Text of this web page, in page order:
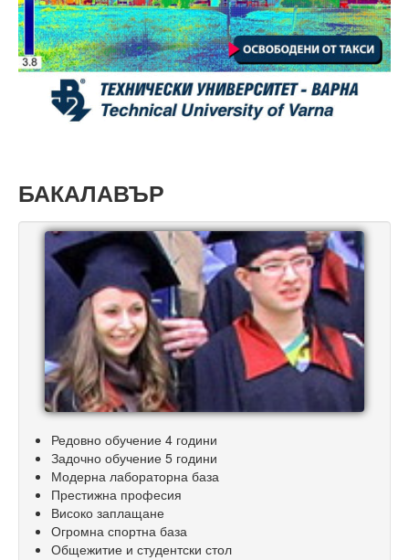
БАКАЛАВЪР
Редовно обучение 4 години
Задочно обучение 5 години
Модерна лабораторна база
Престижна професия
Високо заплащане
Огромна спортна база
Общежитие и студентски стол